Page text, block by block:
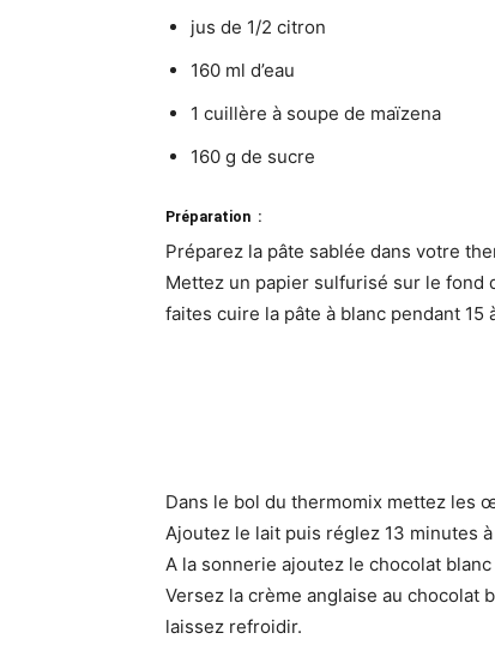
jus de 1/2 citron
160 ml d’eau
1 cuillère à soupe de maïzena
160 g de sucre
Préparation :
Préparez la pâte sablée dans votre
Mettez un papier sulfurisé sur le fond
faites cuire la pâte à blanc pendant 15
Dans le bol du thermomix mettez les
Ajoutez le lait puis réglez 13 minutes
A la sonnerie ajoutez le chocolat
Versez la crème anglaise au chocolat
laissez refroidir.